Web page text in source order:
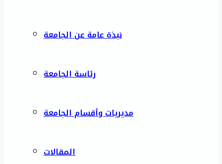
نبذة عامة عن الجامعة
رئاسة الجامعة
مديريات وأقسام الجامعة
المقالات